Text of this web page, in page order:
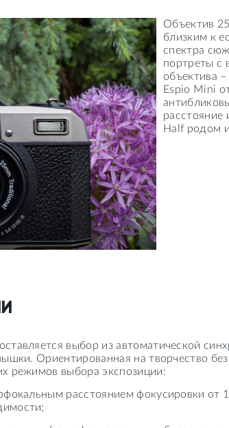
Объектив
близким к
спектра
портреты с
объектива
Espio Mini
расстояние
Half родом
выбор из автоматической
Ориентированная на творчество
режимов выбора экспозиции:
расстоянием фокусировки